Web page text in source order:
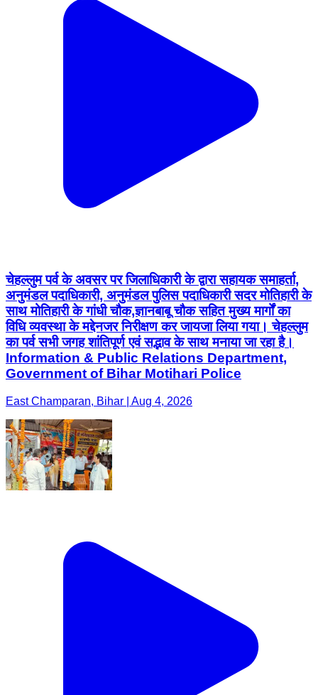
चेहल्लुम पर्व के अवसर पर जिलाधिकारी के द्वारा सहायक समाहर्ता,
अनुमंडल पदाधिकारी, अनुमंडल पुलिस पदाधिकारी सदर मोतिहारी के
साथ मोतिहारी के गांधी चौक,ज्ञानबाबू चौक सहित मुख्य मार्गों का
विधि व्यवस्था के मद्देनजर निरीक्षण कर जायजा लिया गया। चेहल्लुम
का पर्व सभी जगह शांतिपूर्ण एवं सद्भाव के साथ मनाया जा रहा है।
Information & Public Relations Department,
Government of Bihar Motihari Police
East Champaran, Bihar | Aug 4, 2026